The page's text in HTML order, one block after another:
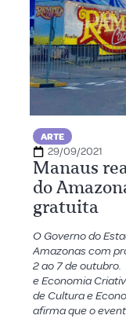
ARTE
29/09/2021
Manaus
do
gratuita
O Governo do
Amazonas com
2 ao 7 de
e Economia
de Cultura e
afirma que o